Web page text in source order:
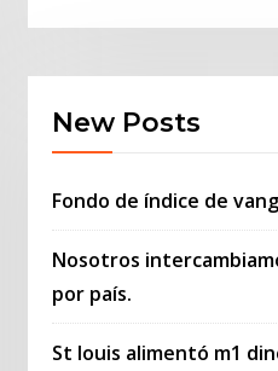
New Posts
Fondo de índice de
Nosotros
por país.
St louis alimentó m1